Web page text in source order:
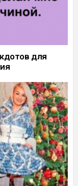
для